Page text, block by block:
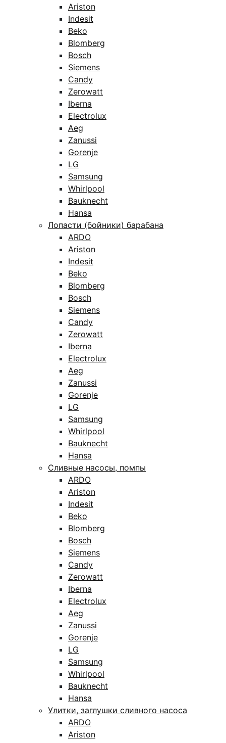
Ariston
Indesit
Beko
Blomberg
Bosch
Siemens
Candy
Zerowatt
Iberna
Electrolux
Aeg
Zanussi
Gorenje
LG
Samsung
Whirlpool
Bauknecht
Hansa
Лопасти (бойники) барабана
ARDO
Ariston
Indesit
Beko
Blomberg
Bosch
Siemens
Candy
Zerowatt
Iberna
Electrolux
Aeg
Zanussi
Gorenje
LG
Samsung
Whirlpool
Bauknecht
Hansa
Сливные насосы, помпы
ARDO
Ariston
Indesit
Beko
Blomberg
Bosch
Siemens
Candy
Zerowatt
Iberna
Electrolux
Aeg
Zanussi
Gorenje
LG
Samsung
Whirlpool
Bauknecht
Hansa
Улитки, заглушки сливного насоса
ARDO
Ariston